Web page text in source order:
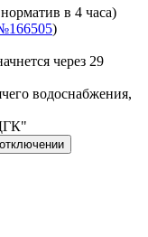
в 4 часа)
)
через 29
водоснабжения,